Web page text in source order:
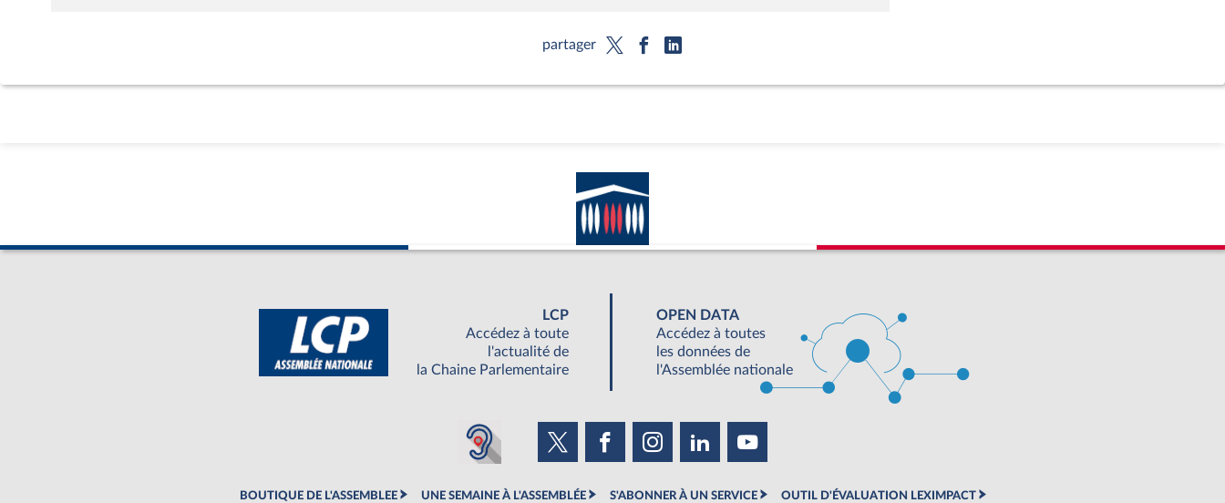
partager
LCP
Accédez à toute
l'actualité de
la Chaine Parlementaire
OPEN DATA
Accédez à toutes
les données de
l'Assemblée nationale
BOUTIQUE DE L'ASSEMBLEE UNE SEMAINE À L'ASSEMBLÉE S'ABONNER À UN SERVICE OUTIL D'ÉVALUATION LEXIMPACT